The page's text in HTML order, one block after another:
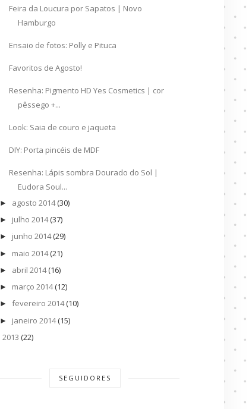
Feira da Loucura por Sapatos | Novo
Hamburgo
Ensaio de fotos: Polly e Pituca
Favoritos de Agosto!
Resenha: Pigmento HD Yes Cosmetics | cor
pêssego +...
Look: Saia de couro e jaqueta
DIY: Porta pincéis de MDF
Resenha: Lápis sombra Dourado do Sol |
Eudora Soul...
► agosto 2014 (30)
► julho 2014 (37)
► junho 2014 (29)
► maio 2014 (21)
► abril 2014 (16)
► março 2014 (12)
► fevereiro 2014 (10)
► janeiro 2014 (15)
2013 (22)
SEGUIDORES